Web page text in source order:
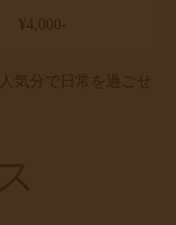
¥4,000-
気分で日常を過ごせ